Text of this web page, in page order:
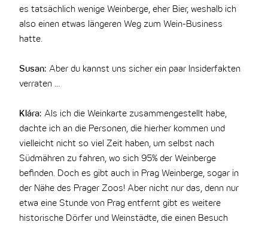
es tatsächlich wenige Weinberge, eher Bier, weshalb ich
also einen etwas längeren Weg zum Wein-Business
hatte.
Susan:Aber du kannst uns sicher ein paar Insiderfakten
verraten …
Klára:Als ich die Weinkarte zusammengestellt habe,
dachte ich an die Personen, die hierher kommen und
vielleicht nicht so viel Zeit haben, um selbst nach
Südmähren zu fahren, wo sich 95% der Weinberge
befinden. Doch es gibt auch in Prag Weinberge, sogar in
der Nähe des Prager Zoos! Aber nicht nur das, denn nur
etwa eine Stunde von Prag entfernt gibt es weitere
historische Dörfer und Weinstädte, die einen Besuch